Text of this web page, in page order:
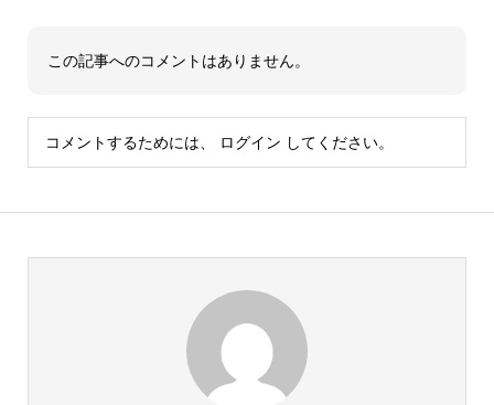
この記事へのコメントはありません。
コメントするためには、 ログイン してください。